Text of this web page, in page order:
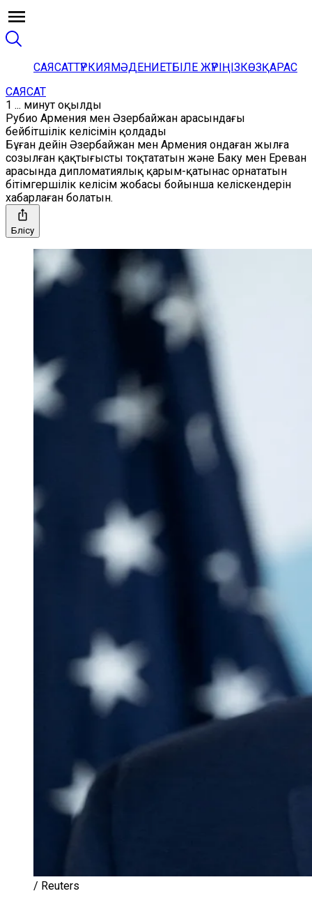
САЯСАТТҮРКИЯМӘДЕНИЕТБІЛЕ ЖҮРІҢІЗКӨЗҚАРАС
САЯСАТ
1 ... минут оқылды
Рубио Армения мен Әзербайжан арасындағы
бейбітшілік келісімін қолдады
Бұған дейін Әзербайжан мен Армения ондаған жылға
созылған қақтығысты тоқтататын және Баку мен Ереван
арасында дипломатиялық қарым-қатынас орнататын
бітімгершілік келісім жобасы бойынша келіскендерін
хабарлаған болатын.
Бөлісу
/ Reuters